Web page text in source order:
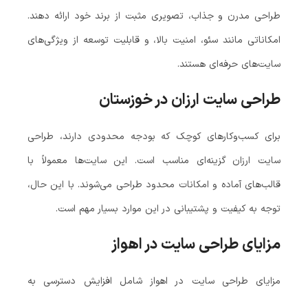
طراحی مدرن و جذاب، تصویری مثبت از برند خود ارائه دهند.
امکاناتی مانند سئو، امنیت بالا، و قابلیت توسعه از ویژگی‌های
سایت‌های حرفه‌ای هستند.
طراحی سایت ارزان در خوزستان
برای کسب‌وکارهای کوچک که بودجه محدودی دارند، طراحی
سایت ارزان گزینه‌ای مناسب است. این سایت‌ها معمولاً با
قالب‌های آماده و امکانات محدود طراحی می‌شوند. با این حال،
توجه به کیفیت و پشتیبانی در این موارد بسیار مهم است.
مزایای طراحی سایت در اهواز
مزایای طراحی سایت در اهواز شامل افزایش دسترسی به